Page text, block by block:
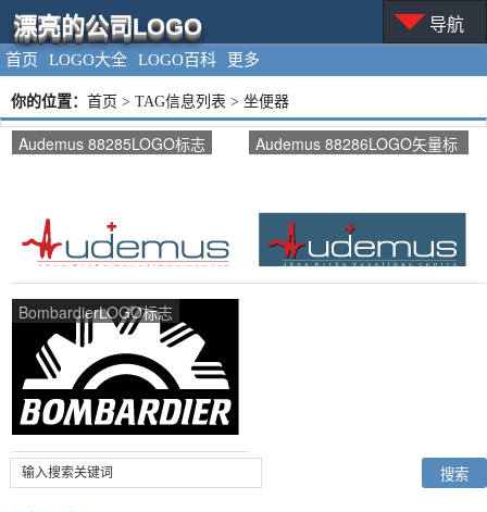
首页 LOGO大全 LOGO百科 更多
漂亮的公司LOGO 导航
你的位置： 首页 > TAG信息列表 > 坐便器
Audemus 88285LOGO标志
Audemus 88286LOGO矢量标
BombardierLOGO标志